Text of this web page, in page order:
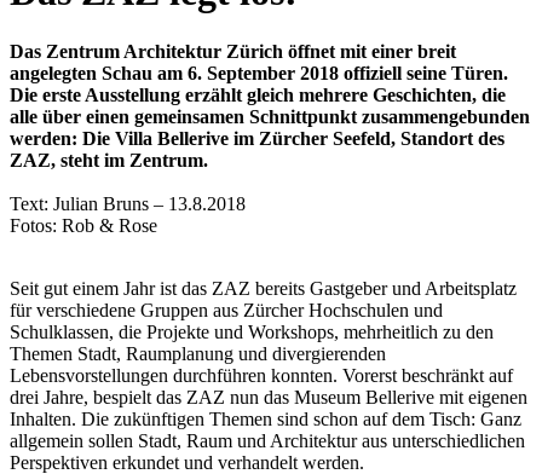
Das Zentrum Architektur Zürich öffnet mit einer breit
angelegten Schau am 6. September 2018 offiziell seine Türen.
Die erste Ausstellung erzählt gleich mehrere Geschichten, die
alle über einen gemeinsamen Schnittpunkt zusammengebunden
werden: Die Villa Bellerive im Zürcher Seefeld, Standort des
ZAZ, steht im Zentrum.
Text: Julian Bruns – 13.8.2018
Fotos: Rob & Rose
Seit gut einem Jahr ist das ZAZ bereits Gastgeber und Arbeitsplatz
für verschiedene Gruppen aus Zürcher Hochschulen und
Schulklassen, die Projekte und Workshops, mehrheitlich zu den
Themen Stadt, Raumplanung und divergierenden
Lebensvorstellungen durchführen konnten. Vorerst beschränkt auf
drei Jahre, bespielt das ZAZ nun das Museum Bellerive mit eigenen
Inhalten. Die zukünftigen Themen sind schon auf dem Tisch: Ganz
allgemein sollen Stadt, Raum und Architektur aus unterschiedlichen
Perspektiven erkundet und verhandelt werden.